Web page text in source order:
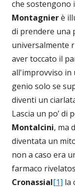
che sostengono
Montagnierè
di prendere una
universalmente
aver toccato il
all'improvviso in
genio solo se
diventi un
Lascia un po’ di
Montalcini, ma
diventata un
non a caso era
farmaco
Cronassial[1] la